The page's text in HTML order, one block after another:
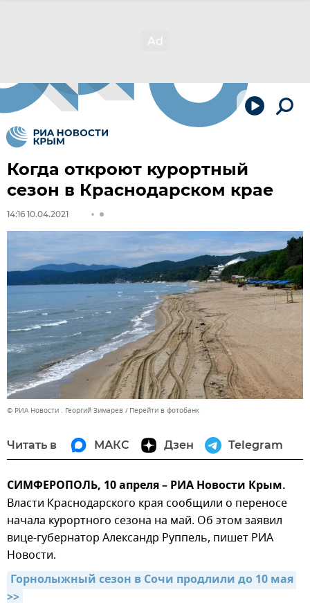
Когда откроют курортный
сезон в Краснодарском крае
14:16 10.04.2021
© РИА Новости . Георгий Зимарев Перейти в фотобанк
Читать в МАКС Дзен Telegram
СИМФЕРОПОЛЬ, 10 апреля – РИА Новости Крым.
Власти Краснодарского края сообщили о переносе
начала курортного сезона на май. Об этом заявил
вице-губернатор Александр Руппель, пишет РИА
Новости.
Горнолыжный сезон в Сочи продлили до 10 мая
>>